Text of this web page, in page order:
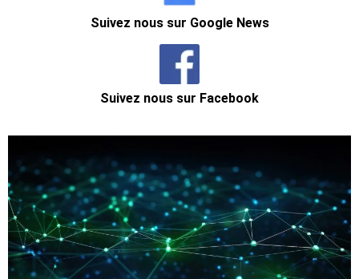
Suivez nous sur Google News
Suivez nous sur Facebook